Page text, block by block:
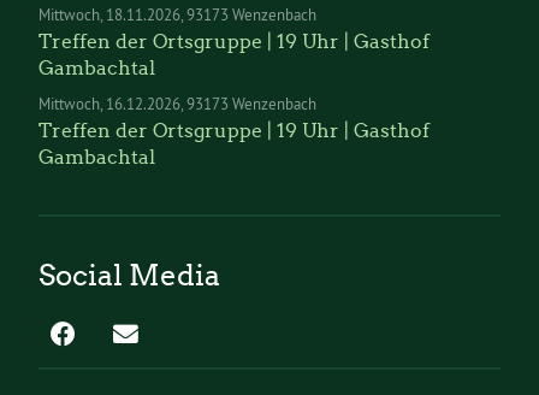
Mittwoch 18.11.2026 93173 Wenzenbach
Treffen der Ortsgruppe | 19 Uhr | Gasthof
Gambachtal
Mittwoch 16.12.2026 93173 Wenzenbach
Treffen der Ortsgruppe | 19 Uhr | Gasthof
Gambachtal
Social Media